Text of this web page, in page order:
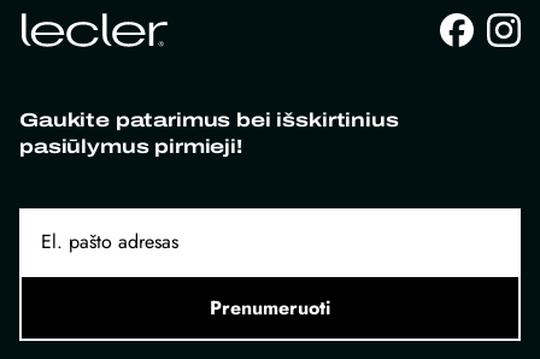
Gaukite patarimus bei išskirtinius
pasiūlymus pirmieji!
Prenumeruoti